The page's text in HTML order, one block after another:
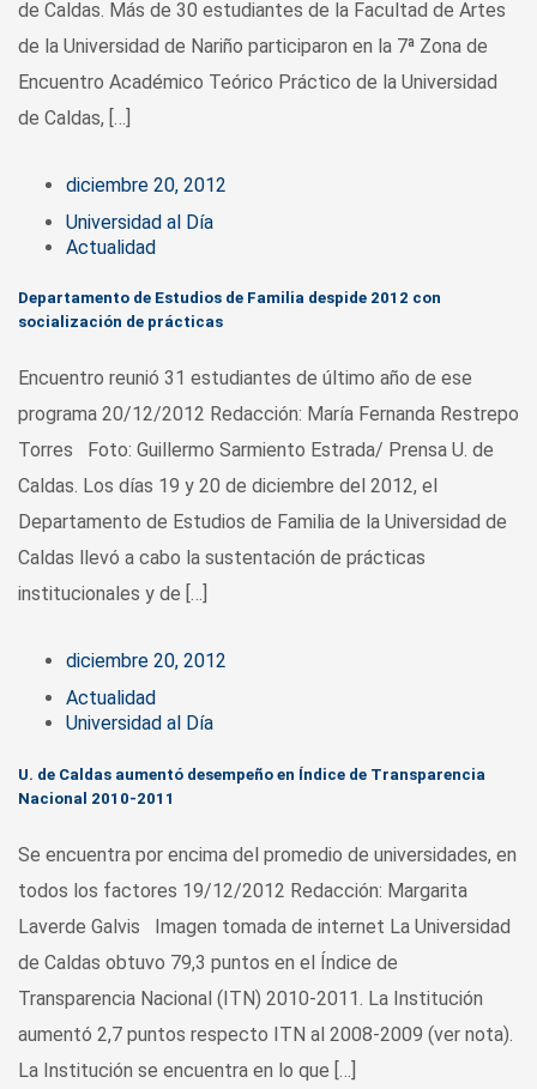
de Caldas. Más de 30 estudiantes de la Facultad de Artes
de la Universidad de Nariño participaron en la 7ª Zona de
Encuentro Académico Teórico Práctico de la Universidad
de Caldas, […]
diciembre 20, 2012
Universidad al Día
Actualidad
Departamento de Estudios de Familia despide 2012 con
socialización de prácticas
Encuentro reunió 31 estudiantes de último año de ese
programa 20/12/2012 Redacción: María Fernanda Restrepo
Torres Foto: Guillermo Sarmiento Estrada/ Prensa U. de
Caldas. Los días 19 y 20 de diciembre del 2012, el
Departamento de Estudios de Familia de la Universidad de
Caldas llevó a cabo la sustentación de prácticas
institucionales y de […]
diciembre 20, 2012
Actualidad
Universidad al Día
U. de Caldas aumentó desempeño en Índice de Transparencia
Nacional 2010-2011
Se encuentra por encima del promedio de universidades, en
todos los factores 19/12/2012 Redacción: Margarita
Laverde Galvis Imagen tomada de internet La Universidad
de Caldas obtuvo 79,3 puntos en el Índice de
Transparencia Nacional (ITN) 2010-2011. La Institución
aumentó 2,7 puntos respecto ITN al 2008-2009 (ver nota).
La Institución se encuentra en lo que […]